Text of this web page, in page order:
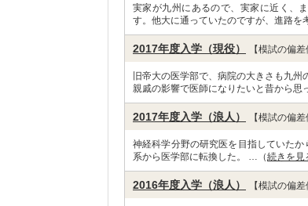
実家が九州にあるので、実家に近く、
す。他大に通っていたのですが、進路
2017年度入学（現役） 【模試の偏
旧帝大の医学部で、病院の大きさも九
親戚の影響で医師になりたいと昔から思
2017年度入学（浪人） 【模試の偏
神経科学分野の研究医を目指していた
系から医学部に転換した。 …（続きを見
2016年度入学（浪人） 【模試の偏